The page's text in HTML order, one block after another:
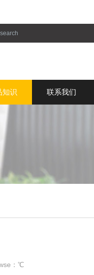
知识 联系我们
：℃